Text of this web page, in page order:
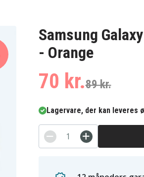
Samsung
- Orange
70 kr.89 kr.
Lagervare, der kan leveres